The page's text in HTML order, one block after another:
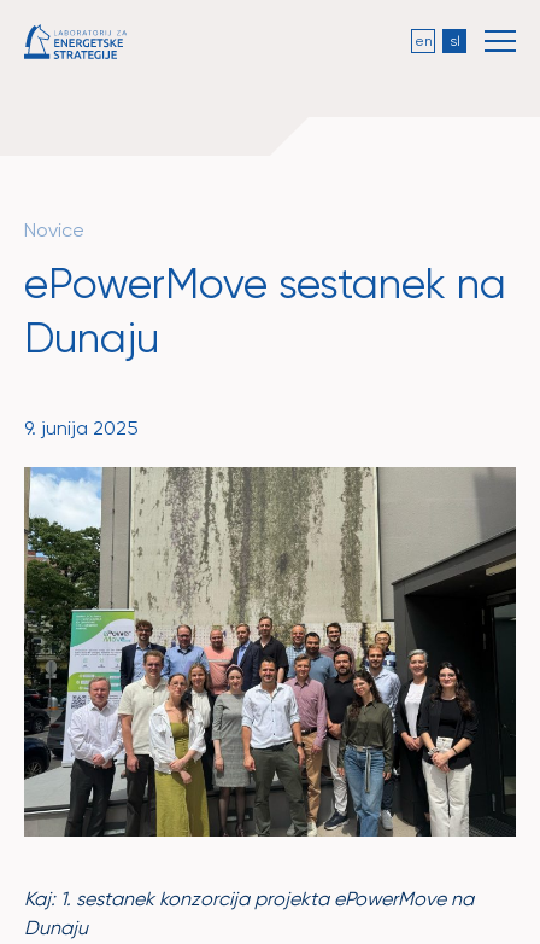
en sl
Novice
ePowerMove sestanek na
Dunaju
9. junija 2025
Kaj: 1. sestanek konzorcija projekta ePowerMove na
Dunaju